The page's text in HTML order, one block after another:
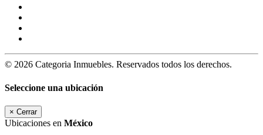
© 2026 Categoria Inmuebles. Reservados todos los derechos.
Seleccione una ubicación
× Cerrar
Ubicaciones en México